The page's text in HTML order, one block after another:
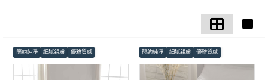
簡約純淨 細膩親膚 優雅質感 簡約純淨 細膩親膚 優雅質感